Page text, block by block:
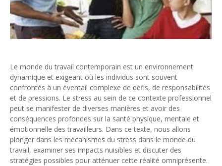
Le monde du travail contemporain est un environnement
dynamique et exigeant où les individus sont souvent
confrontés à un éventail complexe de défis, de responsabilités
et de pressions. Le stress au sein de ce contexte professionnel
peut se manifester de diverses manières et avoir des
conséquences profondes sur la santé physique, mentale et
émotionnelle des travailleurs. Dans ce texte, nous allons
plonger dans les mécanismes du stress dans le monde du
travail, examiner ses impacts nuisibles et discuter des
stratégies possibles pour atténuer cette réalité omniprésente.